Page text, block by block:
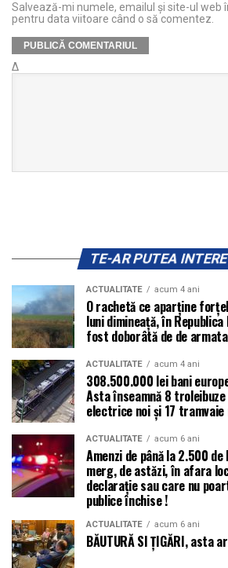
Salvează-mi numele, emailul și site-ul web
pentru data viitoare când o să comentez.
Δ
TE-AR PUTEA
ACTUALITATE acum 4 ani
O rachetă ce aparține
luni dimineață, în Republica
fost doborâtă de de
ACTUALITATE acum 4 ani
308.500.000 lei bani
Asta înseamnă 8
electrice noi și 17 tramvaie
ACTUALITATE acum 6 ani
Amenzi de până la 2.500
merg, de astăzi, în afara
declarație sau care nu
publice închise !
ACTUALITATE acum 6 ani
BĂUTURĂ SI ȚIGĂRI, asta